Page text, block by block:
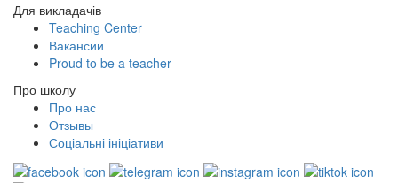
Для викладачів
Teaching Center
Вакансии
Proud to be a teacher
Про школу
Про нас
Отзывы
Соціальні ініціативи